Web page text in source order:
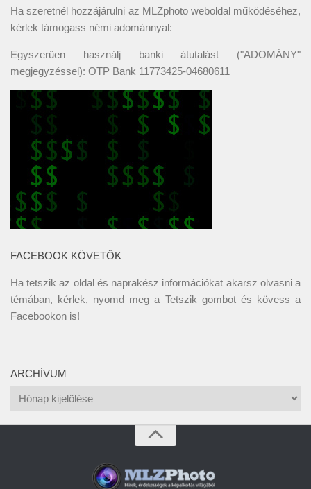
Ha szeretnél hozzájárulni az MLZphoto weboldal működéséhez,
kérlek támogass némi adománnyal:
Egyszerűen használj banki átutalást ("ADOMÁNY"
megjegyzéssel): OTP Bank 11773425-04680611
FACEBOOK KÖVETŐK
Ha tetszik az oldal és naprakész információkat akarsz olvasni a
témában, kérlek, nyomd meg a Tetszik gombot és kövess a
Facebookon is!
ARCHÍVUM
Archívum